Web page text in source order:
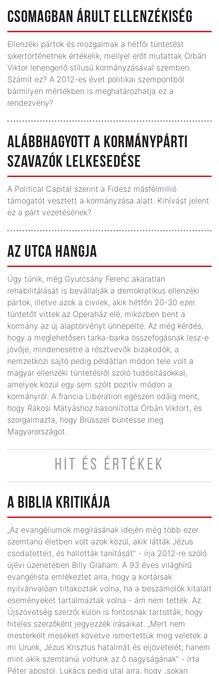
CSOMAGBAN ÁRULT ELLENZÉKISÉG
Ellenzéki pártok és mozgalmak a hétfői tüntetést
sikertörténetnek értékelik, mellyel erőt mutattak Orbán
Viktor lehengerlő stílusú kormányzásával szemben.
Számít ez? A 2012-es évet politikai szempontból
bármilyen mértékben is meghatározhatja ez a
rendezvény?
ALÁBBHAGYOTT A KORMÁNYPÁRTI
SZAVAZÓK LELKESEDÉSE
A Political Capital szerint a Fidesz másfélmillió
támogatót vesztett a kormányzása alatt. Kihívást jelent
ez a párt vezetésének?
AZ UTCA HANGJA
Úgy tűnik, még Gyurcsány Ferenc akaratlan
rehabilitálását is bevállalják a demokratikus ellenzéki
pártok, illetve azok a civilek, akik hétfőn 20-30 ezer
tüntetőt vittek az Operaház elé, miközben bent a
kormány az új alaptörvényt ünnepelte. Az még kérdés,
hogy a meglehetősen tarka-barka összefogásnak lesz-e
jövője, mindenesetre a résztvevők bizakodók, a
nemzetközi sajtó pedig példátlan módon tele volt a
magyar ellenzéki tüntetésről szóló tudósításokkal,
amelyek közül egy sem szólt pozitív módon a
kormányról. A francia Libération egészen odáig ment,
hogy Rákosi Mátyáshoz hasonlította Orbán Viktort, és
szorgalmazta, hogy Brüsszel büntesse meg
Magyarországot.
HIT ÉS ÉRTÉKEK
A BIBLIA KRITIKÁJA
„Az evangéliumok megírásának idején még több ezer
szemtanú életben volt azok közül, akik látták Jézus
csodatetteit, és hal­lották tanítását" - írja 2012-re szóló
újévi üzenetében Billy Graham. A 93 éves világhírű
evangélista emlékeztet arra, hogy a kortársak
nyilvánvalóan tiltakoztak volna, ha a beszá­molók kitalált
eseményeket tartalmaztak volna - ám nem tették. Az
Újszövetség szerzői külön is fontosnak tartották, hogy
hiteles szerzőként jegyezzék írásaikat. „Mert nem
mesterkélt meséket követve ismertettük meg veletek a
mi Urunk, Jézus Krisztus hatalmát és eljövetelét; hanem
mint akik szemtanúi voltunk az ő nagyságának" - írta
Péter apostol. Lukács pedig utal arra, hogy „sokan